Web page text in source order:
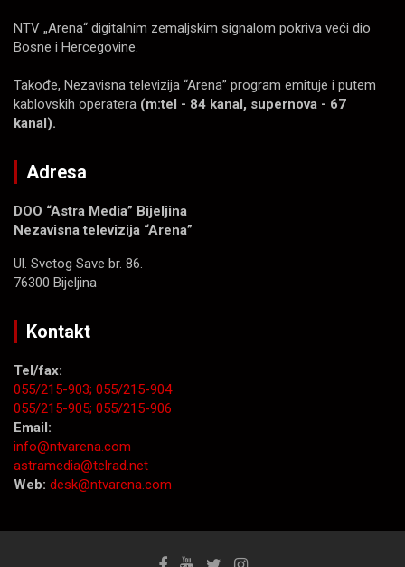
NTV „Arena“ digitalnim zemaljskim signalom pokriva veći dio
Bosne i Hercegovine.
Takođe, Nezavisna televizija “Arena” program emituje i putem
kablovskih operatera (m:tel - 84 kanal, supernova - 67
kanal).
Adresa
DOO “Astra Media” Bijeljina
Nezavisna televizija “Arena”
Ul. Svetog Save br. 86.
76300 Bijeljina
Kontakt
Tel/fax:
055/215-903; 055/215-904
055/215-905; 055/215-906
Email:
info@ntvarena.com
astramedia@telrad.net
Web: desk@ntvarena.com